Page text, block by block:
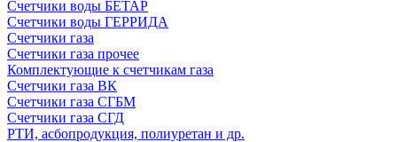
Счетчики воды БЕТАР
Счетчики воды ГЕРРИДА
Счетчики газа
Счетчики газа прочее
Комплектующие к счетчикам газа
Счетчики газа ВК
Счетчики газа СГБМ
Счетчики газа СГД
РТИ, асбопродукция, полиуретан и др.